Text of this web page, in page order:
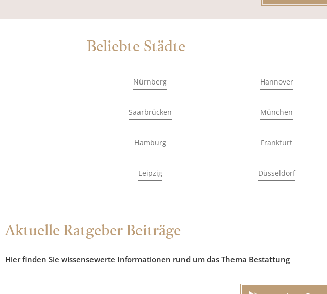
Beliebte Städte
Nürnberg Hannover
Saarbrücken München
Hamburg Frankfurt
Leipzig Düsseldorf
Aktuelle Ratgeber Beiträge
Hier finden Sie wissensewerte Informationen rund um das Thema Bestattung